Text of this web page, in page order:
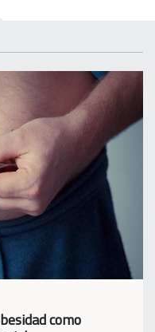
como